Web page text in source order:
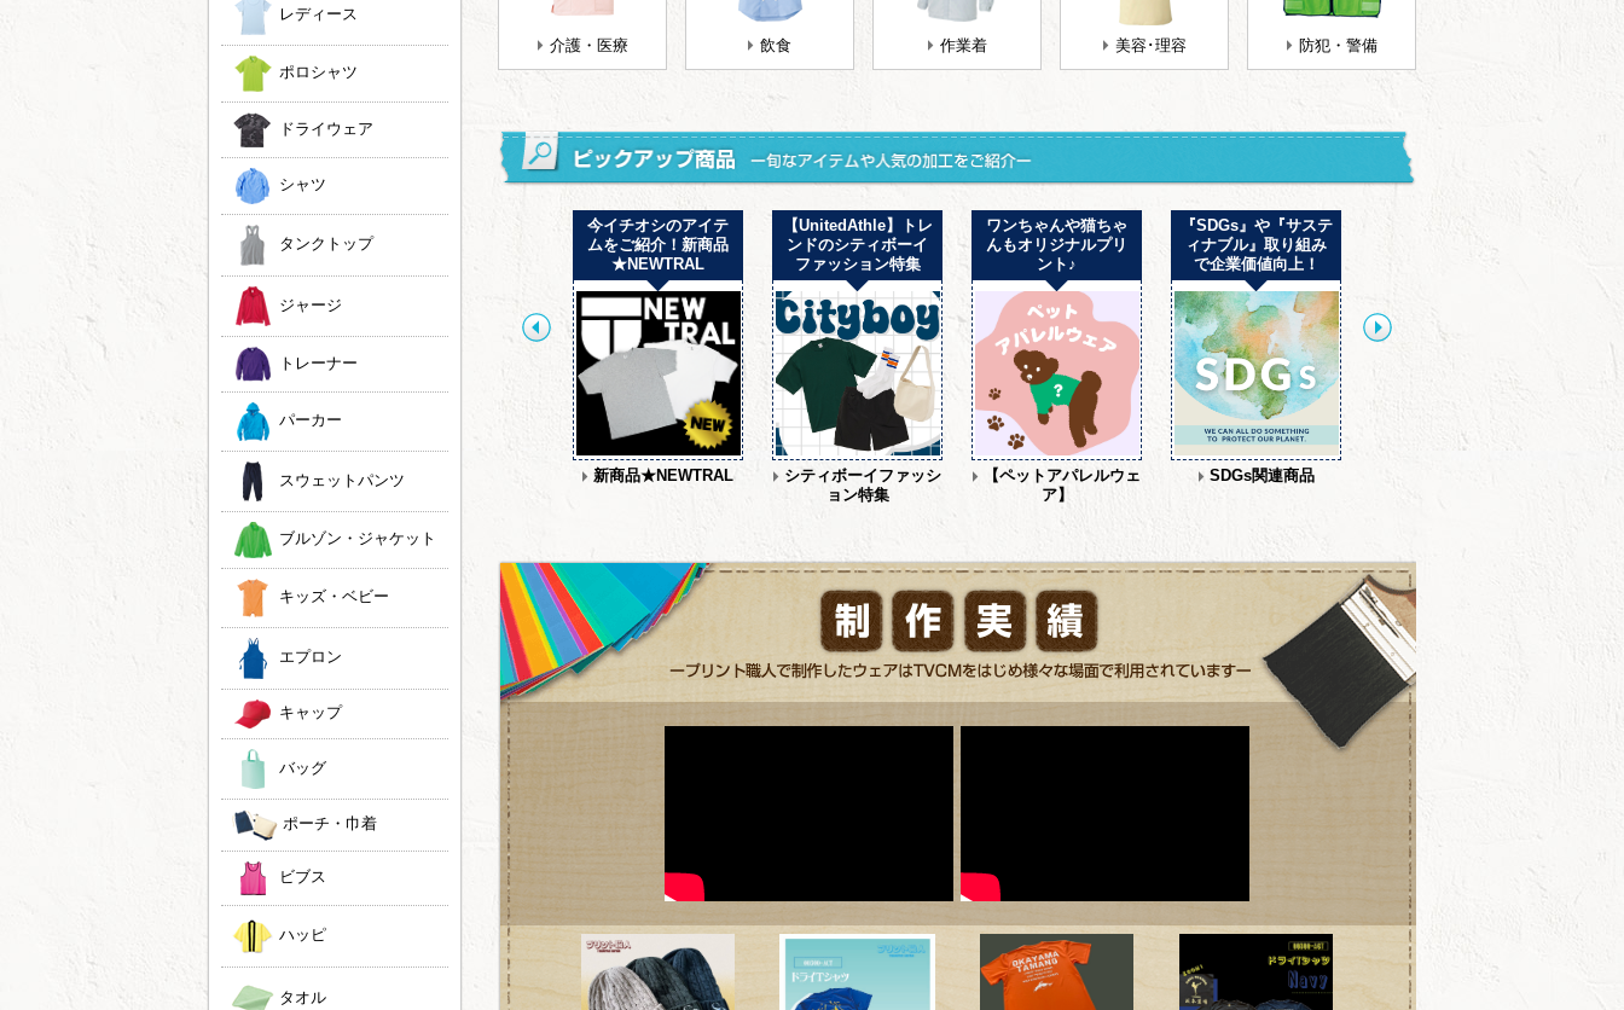
介護・医療 飲食 作業着 美容･理容 防犯・警備
様でオーダー出来
タイダイ染めＴシ
イダイ染め×プリン
新ラインナップ追加
しました！ JOKER
LABEL
JOKER LABEL
ドライ素材タイダイ染
今イチオシのアイテ
ムをご紹介！新商品
★NEWTRAL
新商品★NEWTRAL
【UnitedAthle】トレ
ンドのシティボーイ
ファッション特集
シティボーイファッシ
ョン特集
ワンちゃんや猫ちゃ
んもオリジナルプリ
ント♪
【ペットアパレルウェ
ア】
『SDGs』や『サステ
ィナブル』取り組み
で企業価値向上！
SDGs関連商品
街着でも、部屋着で
レディース
ポロシャツ
ドライウェア
シャツ
タンクトップ
ジャージ
トレーナー
パーカー
スウェットパンツ
ブルゾン・ジャケット
キッズ・ベビー
エプロン
キャップ
バッグ
ポーチ・巾着
ビブス
ハッピ
タオル